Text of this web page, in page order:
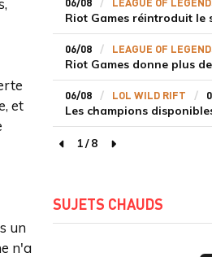
et
un
n'a
06/08 LEAGUE OF
06/08 LOL WILD RIFT 0
page précédente
1/8
page suivante
SUJETS CHAUDS